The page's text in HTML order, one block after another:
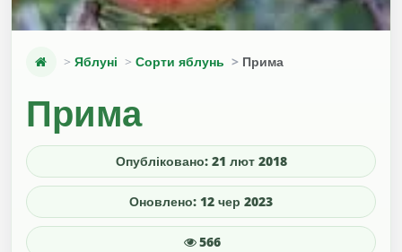
Яблуні Сорти яблунь Прима
Прима
Опубліковано: 21 лют 2018
Оновлено: 12 чер 2023
566